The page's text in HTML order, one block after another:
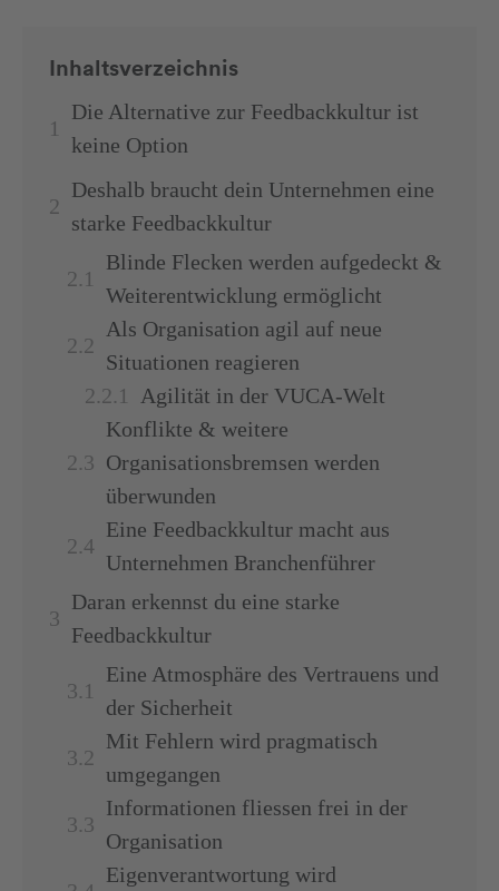
Inhaltsverzeichnis
Die Alternative zur Feedbackkultur ist
keine Option
Deshalb braucht dein Unternehmen eine
starke Feedbackkultur
Blinde Flecken werden aufgedeckt &
Weiterentwicklung ermöglicht
Als Organisation agil auf neue
Situationen reagieren
Agilität in der VUCA-Welt
Konflikte & weitere
Organisationsbremsen werden
überwunden
Eine Feedbackkultur macht aus
Unternehmen Branchenführer
Daran erkennst du eine starke
Feedbackkultur
Eine Atmosphäre des Vertrauens und
der Sicherheit
Mit Fehlern wird pragmatisch
umgegangen
Informationen fliessen frei in der
Organisation
Eigenverantwortung wird